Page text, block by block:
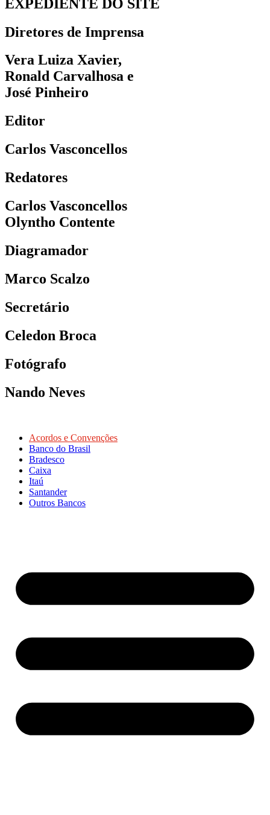
EXPEDIENTE DO SITE
Diretores de Imprensa
Vera Luiza Xavier,
Ronald Carvalhosa e
José Pinheiro
Editor
Carlos Vasconcellos
Redatores
Carlos Vasconcellos
Olyntho Contente
Diagramador
Marco Scalzo
Secretário
Celedon Broca
Fotógrafo
Nando Neves
Acordos e Convenções
Banco do Brasil
Bradesco
Caixa
Itaú
Santander
Outros Bancos